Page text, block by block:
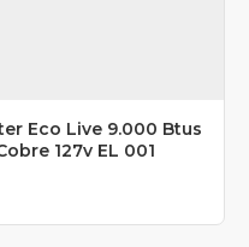
Eco Live 9.000 Btus
127v EL 001